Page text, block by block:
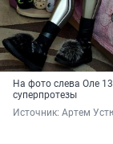
На фото слева Оле
суперпротезы
Источник: Артем